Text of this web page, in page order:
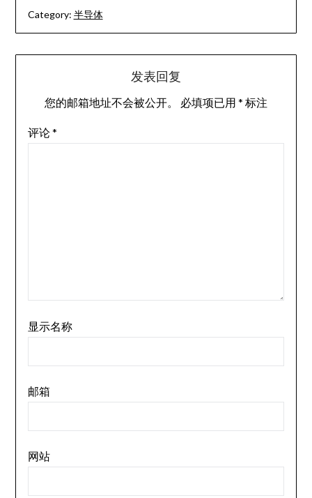
Category: 半导体
发表回复
您的邮箱地址不会被公开。 必填项已用 * 标注
评论*
显示名称
邮箱
网站